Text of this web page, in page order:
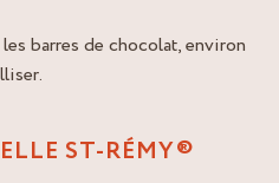
barres de chocolat, environ
ST-RÉMY®